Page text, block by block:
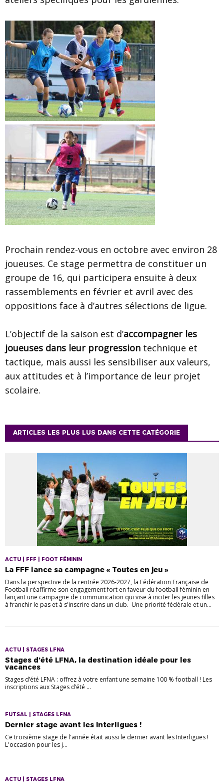
Prochain rendez-vous en octobre avec environ 28
joueuses. Ce stage permettra de constituer un
groupe de 16, qui participera ensuite à deux
rassemblements en février et avril avec des
oppositions face à d’autres sélections de ligue.
L’objectif de la saison est d’accompagner les
joueuses dans leur progression technique et
tactique, mais aussi les sensibiliser aux valeurs,
aux attitudes et à l’importance de leur projet
scolaire.
ARTICLES LES PLUS LUS DANS CETTE CATÉGORIE
ACTU | FFF | FOOT FÉMININ
La FFF lance sa campagne « Toutes en jeu »
Dans la perspective de la rentrée 2026-2027, la Fédération Française de
Football réaffirme son engagement fort en faveur du football féminin en
lançant une campagne de communication qui vise à inciter les jeunes filles
à franchir le pas et à s'inscrire dans un club. Une priorité fédérale et un...
ACTU | STAGES LFNA
Stages d’été LFNA, la destination idéale pour les
vacances
Stages d’été LFNA : offrez à votre enfant une semaine 100 % football ! Les
inscriptions aux Stages d’été ...
FUTSAL | STAGES LFNA
Dernier stage avant les Interligues !
Ce troisième stage de l'année était aussi le dernier avant les Interligues !
L'occasion pour les j...
ACTU | STAGES LFNA